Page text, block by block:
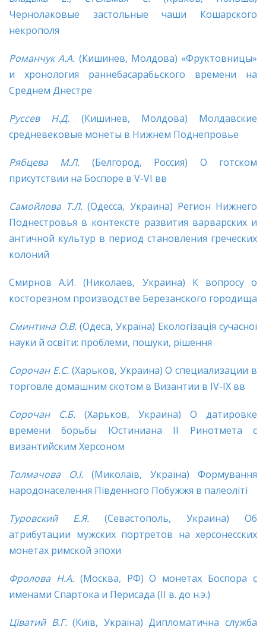
Чернолаковые застольные чаши Кошарского
некрополя
Романчук А.А. (Кишинев, Молдова) «Фруктовницы»
и хронология раннебасарабьского времени на
Среднем Днестре
Руссев Н.Д. (Кишинев, Молдова) Молдавские
средневековые монеты в Нижнем Поднепровье
Рябцева М.Л. (Белгород, Россия) О готском
присутствии на Боспоре в V-VI вв
Самойлова Т.Л. (Одесса, Украина) Регион Нижнего
Поднестровья в контексте развития варварских и
античной культур в период становления греческих
колоний
Смирнов А.И. (Николаев, Украина) К вопросу о
косторезном производстве Березанского городища
Сминтина О.В. (Одеса, Україна) Екологізація сучасної
науки й освіти: проблеми, пошуки, рішення
Сорочан Е.С.(Харьков, Украина) О специализации в
торговле домашним скотом в Византии в IV-IX вв
Сорочан С.Б. (Харьков, Украина) О датировке
времени борьбы Юстиниана II Ринотмета с
византийским Херсоном
Толмачова О.І. (Миколаїв, Україна) Формування
народонаселення Південного Побужжя в палеоліті
Туровский Е.Я. (Севастополь, Украина) Об
атрибутации мужских портретов на херсонесских
монетах римской эпохи
Фролова Н.А.(Москва, РФ) О монетах Боспора с
именами Спартока и Перисада (II в. до н.э.)
Ціватий В.Г.(Київ, Україна) Дипломатична служба